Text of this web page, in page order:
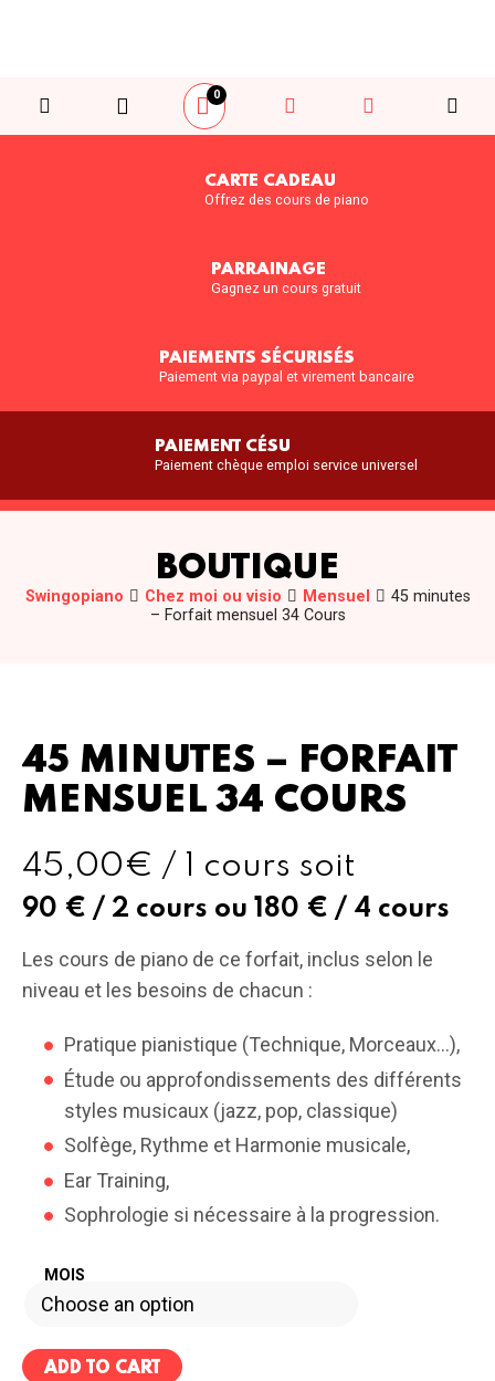
0
CARTE CADEAU
Offrez des cours de piano
PARRAINAGE
Gagnez un cours gratuit
PAIEMENTS SÉCURISÉS
Paiement via paypal et virement bancaire
PAIEMENT CÉSU
Paiement chèque emploi service universel
BOUTIQUE
Swingopiano Chez moi ou visio Mensuel
45 minutes
– Forfait mensuel 34 Cours
45 MINUTES – FORFAIT
MENSUEL 34 COURS
45,00€ / 1 cours soit
90 € / 2 cours ou 180 € / 4 cours
Les cours de piano de ce forfait, inclus selon le
niveau et les besoins de chacun :
Pratique pianistique (Technique, Morceaux…),
Étude ou approfondissements des différents
styles musicaux (jazz, pop, classique)
Solfège, Rythme et Harmonie musicale,
Ear Training,
Sophrologie si nécessaire à la progression.
MOIS
ADD TO CART